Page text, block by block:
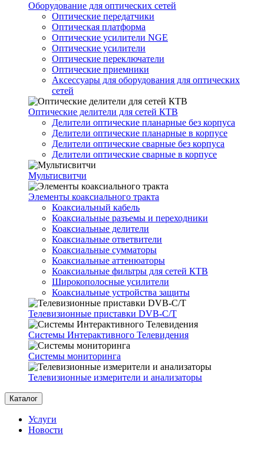
Оборудование для оптических сетей
Оптические передатчики
Оптическая платформа
Оптические усилители NGE
Оптические усилители
Оптические переключатели
Оптические приемники
Аксессуары для оборудования для оптических
сетей
Оптические делители для сетей КТВ
Делители оптические планарные без корпуса
Делители оптические планарные в корпусе
Делители оптические сварные без корпуса
Делители оптические сварные в корпусе
Мультисвитчи
Элементы коаксиального тракта
Коаксиальный кабель
Коаксиальные разъемы и переходники
Коаксиальные делители
Коаксиальные ответвители
Коаксиальные сумматоры
Коаксиальные аттенюаторы
Коаксиальные фильтры для сетей КТВ
Широкополосные усилители
Коаксиальные устройства защиты
Телевизионные приставки DVB-C/T
Системы Интерактивного Телевидения
Системы мониторинга
Телевизионные измерители и анализаторы
Каталог
Услуги
Новости